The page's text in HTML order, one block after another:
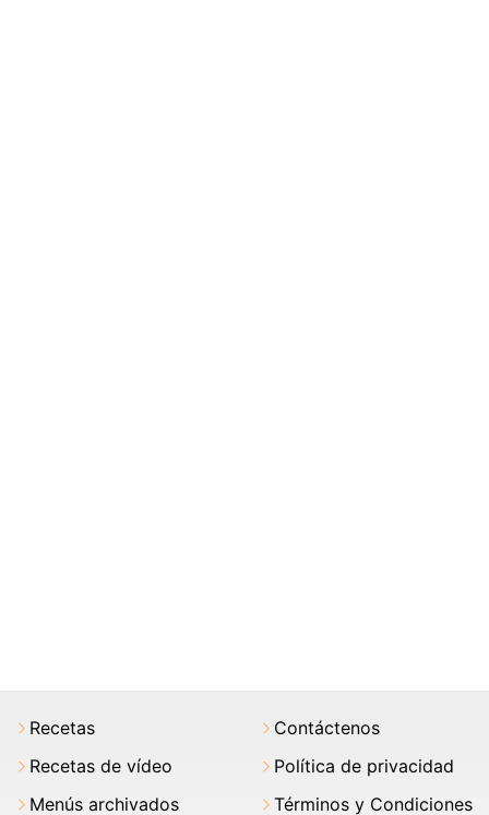
Recetas
Recetas de vídeo
Menús archivados
Contáctenos
Política de privacidad
Términos y Condiciones